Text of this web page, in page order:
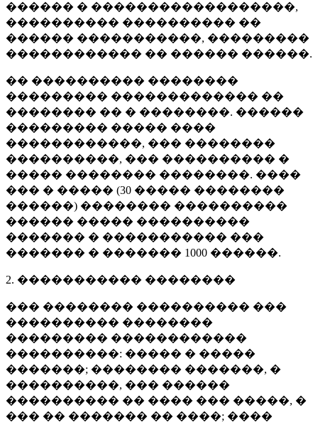
������ � ������������������,
���������� ���������� ��
������ �����������, ���������
������������ �� ������ ������.
�� ���������� ��������
��������� ������������� ��
�������� �� � ��������. ������
��������� ����� ����
������������, ��� ��������
����������, ��� ���������� �
����� �������� ��������. ����
��� � ����� (30 ����� ��������
������) �������� ����������
������ ����� ����������
������� � ����������� ���
������� � ������� 1000 ������.
2. ����������� ��������
��� �������� ���������� ���
���������� ��������
��������� ������������
����������: ����� � �����
�������; �������� �������, �
����������, ��� ������
���������� �� ���� ��� �����, �
��� �� ������� �� ����; ����